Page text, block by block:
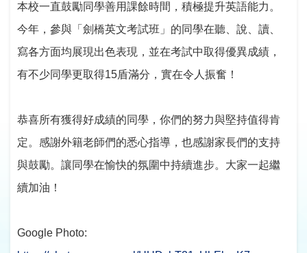
本校一直鼓勵同學善用課餘時間，積極提升英語能力。
今年，參與「劍橋英文考試班」的同學在聽、說、讀、
寫各方面均展現出色表現，並在考試中取得優異成績，
有不少同學更取得15盾滿分，實在令人振奮！
恭喜所有獲得好成績的同學，你們的努力與堅持值得肯
定。感謝外籍老師們的悉心指導，也感謝家長們的支持
與鼓勵。讓同學在愉快的氛圍中持續進步。大家一起繼
續加油！
Google Photo: